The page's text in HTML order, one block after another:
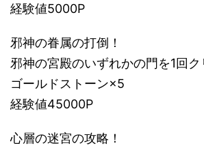
経験値5000P
邪神の眷属の打倒！
邪神の宮殿のいずれかの門を1回ク
ゴールドストーン×5
経験値45000P
心層の迷宮の攻略！